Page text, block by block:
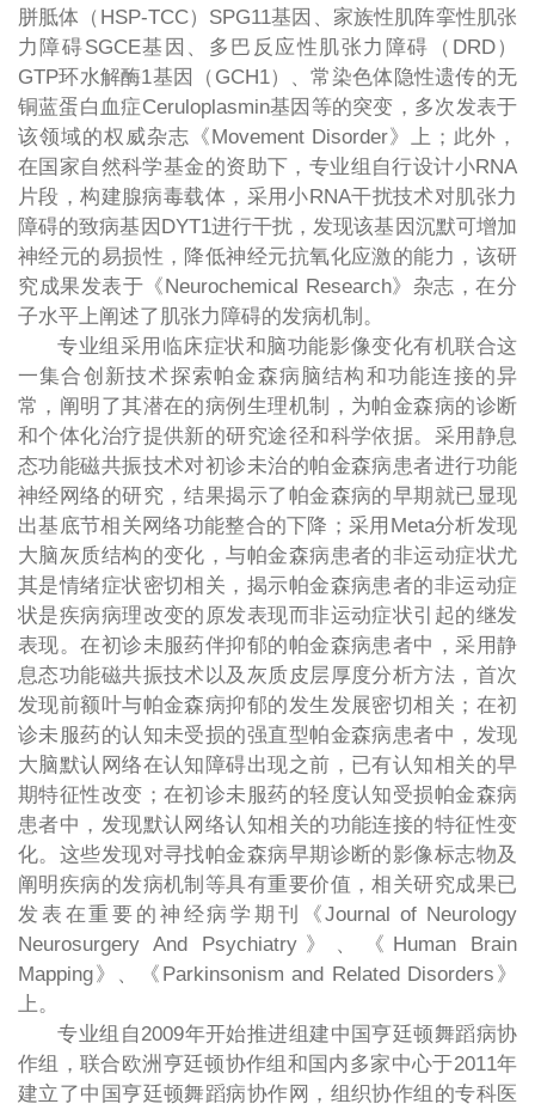
胼胝体（HSP-TCC）SPG11基因、家族性肌阵挛性肌张
力障碍SGCE基因、多巴反应性肌张力障碍（DRD）
GTP环水解酶1基因（GCH1）、常染色体隐性遗传的无
铜蓝蛋白血症Ceruloplasmin基因等的突变，多次发表于
该领域的权威杂志《Movement Disorder》上；此外，
在国家自然科学基金的资助下，专业组自行设计小RNA
片段，构建腺病毒载体，采用小RNA干扰技术对肌张力
障碍的致病基因DYT1进行干扰，发现该基因沉默可增加
神经元的易损性，降低神经元抗氧化应激的能力，该研
究成果发表于《Neurochemical Research》杂志，在分
子水平上阐述了肌张力障碍的发病机制。
专业组采用临床症状和脑功能影像变化有机联合这
一集合创新技术探索帕金森病脑结构和功能连接的异
常，阐明了其潜在的病例生理机制，为帕金森病的诊断
和个体化治疗提供新的研究途径和科学依据。采用静息
态功能磁共振技术对初诊未治的帕金森病患者进行功能
神经网络的研究，结果揭示了帕金森病的早期就已显现
出基底节相关网络功能整合的下降；采用Meta分析发现
大脑灰质结构的变化，与帕金森病患者的非运动症状尤
其是情绪症状密切相关，揭示帕金森病患者的非运动症
状是疾病病理改变的原发表现而非运动症状引起的继发
表现。在初诊未服药伴抑郁的帕金森病患者中，采用静
息态功能磁共振技术以及灰质皮层厚度分析方法，首次
发现前额叶与帕金森病抑郁的发生发展密切相关；在初
诊未服药的认知未受损的强直型帕金森病患者中，发现
大脑默认网络在认知障碍出现之前，已有认知相关的早
期特征性改变；在初诊未服药的轻度认知受损帕金森病
患者中，发现默认网络认知相关的功能连接的特征性变
化。这些发现对寻找帕金森病早期诊断的影像标志物及
阐明疾病的发病机制等具有重要价值，相关研究成果已
发表在重要的神经病学期刊《Journal of Neurology
Neurosurgery And Psychiatry》、《Human Brain
Mapping》、《Parkinsonism and Related Disorders》
上。
专业组自2009年开始推进组建中国亨廷顿舞蹈病协
作组，联合欧洲亨廷顿协作组和国内多家中心于2011年
建立了中国亨廷顿舞蹈病协作网，组织协作组的专科医